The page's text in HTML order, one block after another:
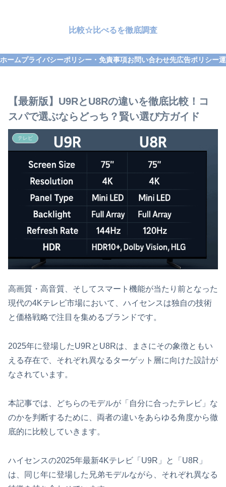
比較☆比べるを徹底調査
ホームプライバシーポリシー・免責事項お問い合わせ先広告ポリシー
【最新版】U9RとU8Rの違いを徹底比較！コ
スパで選ぶならどっち？賢い選び方ガイド
テレビ
高画質・高音質、そしてスマート機能が当たり前となった
現代の4Kテレビ市場において、ハイセンスは独自の技術
と価格戦略で注目を集めるブランドです。
2025年に登場したU9RとU8Rは、まさにその象徴ともい
える存在で、それぞれ異なるターゲット層に向けた設計が
なされています。
本記事では、どちらのモデルが「自分に合ったテレビ」な
のかを判断するために、両者の違いをあらゆる角度から徹
底的に比較していきます。
ハイセンスの2025年最新4Kテレビ「U9R」と「U8R」
は、同じ年に登場した兄弟モデルながら、それぞれ異なる